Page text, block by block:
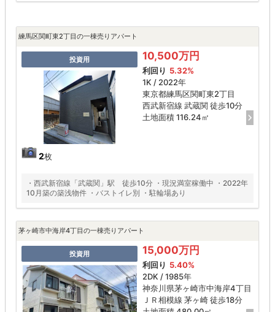
練馬区関町東2丁目の一棟売りアパート
投資用
2枚
10,500万円
利回り 5.32%
1K / 2022年
東京都練馬区関町東2丁目
西武新宿線 武蔵関 徒歩10分
土地面積 116.24㎡
・西武新宿線「武蔵関」駅 徒歩10分 ・現況満室稼働中 ・2022年
10月築の築浅物件 ・バストイレ別 ・駐輪場あり
茅ヶ崎市中海岸4丁目の一棟売りアパート
投資用 15,000万円
利回り 5.40%
2DK / 1985年
神奈川県茅ヶ崎市中海岸4丁目
ＪＲ相模線 茅ヶ崎 徒歩18分